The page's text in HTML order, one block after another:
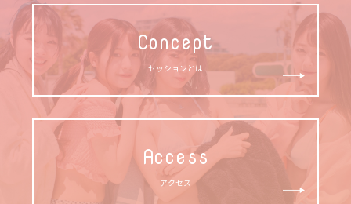
Concept
セッションとは
Access
アクセス